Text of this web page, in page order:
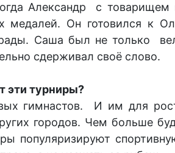
Александр с
медалей. Он готовился к
Саша был не только
сдерживал своё слово.
эти турниры?
гимнастов. И им для
городов. Чем больше
популяризируют